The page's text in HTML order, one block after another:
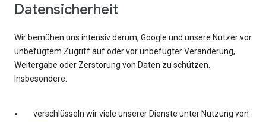
Datensicherheit
Wir bemühen uns intensiv darum, Google und unsere Nutzer vor
unbefugtem Zugriff auf oder vor unbefugter Veränderung,
Weitergabe oder Zerstörung von Daten zu schützen.
Insbesondere:
verschlüsseln wir viele unserer Dienste unter Nutzung von